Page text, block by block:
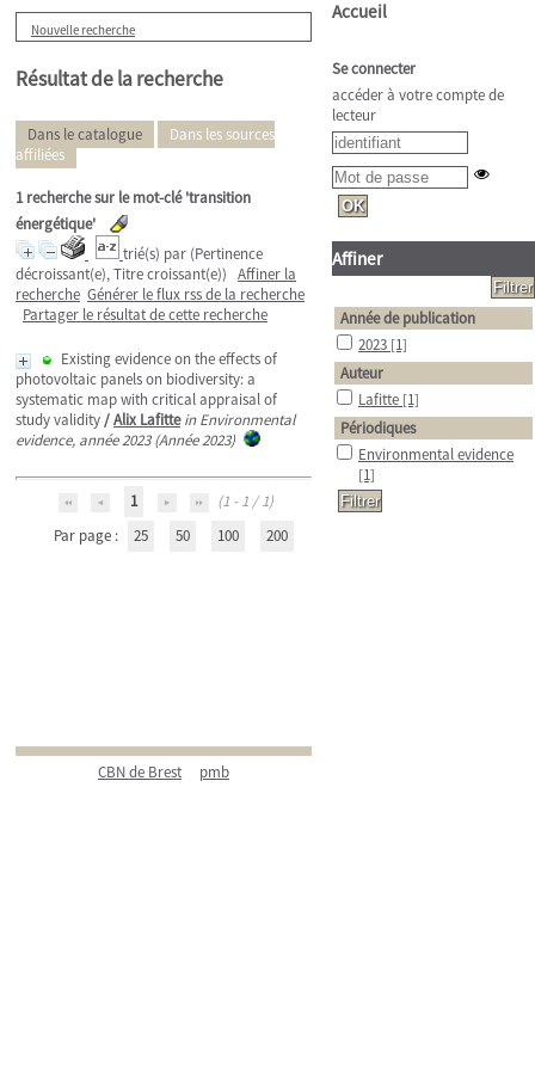
Nouvelle recherche
Résultat de la recherche
Dans le catalogue
Dans les sources
affiliées
1recherche sur le mot-clé'transition
énergétique'
trié(s) par (Pertinence
décroissant(e), Titre croissant(e)) Affiner la
recherche Générer le flux rss de la recherche
Partager le résultat de cette recherche
Existing evidence on the effects of
photovoltaic panels on biodiversity: a
systematic map with critical appraisal of
study validity/Alix Lafitte in Environmental
evidence, année 2023 (Année 2023)
1
(1 - 1 / 1)
Par page :
25 50 100 200
CBN de Brest pmb
Accueil
Se connecter
accéder à votre compte de
lecteur
Affiner
Année de publication
2023 [1]
Auteur
Lafitte [1]
Périodiques
Environmental evidence
[1]